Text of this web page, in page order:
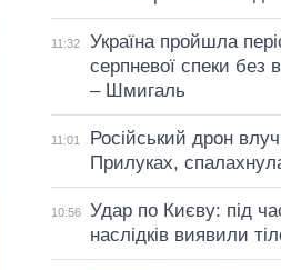
11:32
Україна пройшла
серпневої спеки без
– Шмигаль
11:01
Російський дрон
Прилуках,
10:56
Удар по Києву: під час
наслідків виявили